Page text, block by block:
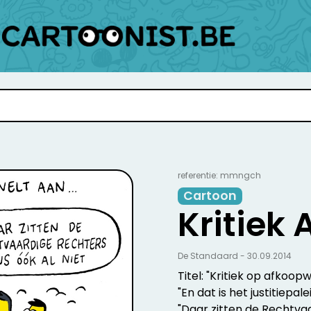
referentie: mmngch
Cartoon
Kritiek
Titel: "Kritiek op
"En dat is het
De Standaard - 30.09.2014